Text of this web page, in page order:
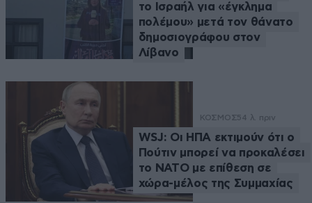
το Ισραήλ για «έγκλημα
πολέμου» μετά τον θάνατο
δημοσιογράφου στον
Λίβανο
ΚΟΣΜΟΣ54 λ. πριν
WSJ: Οι ΗΠΑ εκτιμούν ότι ο
Πούτιν μπορεί να προκαλέσει
το ΝΑΤΟ με επίθεση σε
χώρα-μέλος της Συμμαχίας